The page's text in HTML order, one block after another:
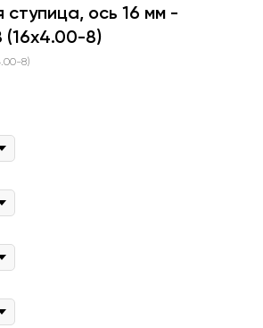
ступица, ось 16 мм -
(16x4.00-8)
8)